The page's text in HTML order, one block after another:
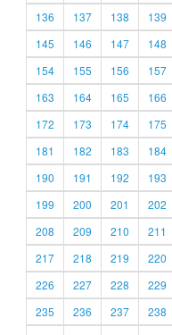
136
137 138 139
145
146 147 148
154
155 156 157
163
164 165 166
172
173 174 175
181
182 183 184
190
191 192 193
199
200 201 202
208
209 210 211
217
218 219 220
226
227 228 229
235
236 237 238